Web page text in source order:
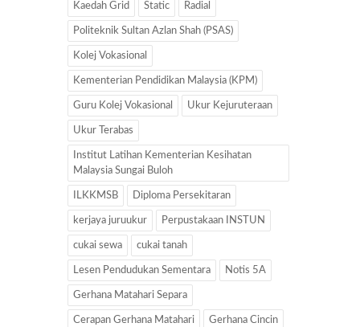
Kaedah Grid Static Radial
Politeknik Sultan Azlan Shah (PSAS)
Kolej Vokasional
Kementerian Pendidikan Malaysia (KPM)
Guru Kolej Vokasional Ukur Kejuruteraan
Ukur Terabas
Institut Latihan Kementerian Kesihatan
Malaysia Sungai Buloh
ILKKMSB Diploma Persekitaran
kerjaya juruukur Perpustakaan INSTUN
cukai sewa cukai tanah
Lesen Pendudukan Sementara Notis 5A
Gerhana Matahari Separa
Cerapan Gerhana Matahari Gerhana Cincin